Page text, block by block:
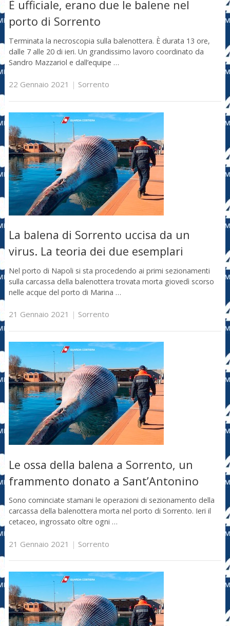
È ufficiale, erano due le balene nel
porto di Sorrento
Terminata la necroscopia sulla balenottera. È durata 13 ore,
dalle 7 alle 20 di ieri. Un grandissimo lavoro coordinato da
Sandro Mazzariol e dall’equipe …
22 Gennaio 2021 | Sorrento
La balena di Sorrento uccisa da un
virus. La teoria dei due esemplari
Nel porto di Napoli si sta procedendo ai primi sezionamenti
sulla carcassa della balenottera trovata morta giovedì scorso
nelle acque del porto di Marina …
21 Gennaio 2021 | Sorrento
Le ossa della balena a Sorrento, un
frammento donato a Sant’Antonino
Sono cominciate stamani le operazioni di sezionamento della
carcassa della balenottera morta nel porto di Sorrento. Ieri il
cetaceo, ingrossato oltre ogni …
21 Gennaio 2021 | Sorrento